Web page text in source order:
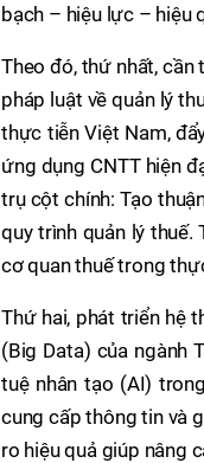
bạch – hiệu lực – hiệu
Theo đó, thứ nhất, cần
pháp luật về quản lý
thực tiễn Việt Nam,
ứng dụng CNTT hiện
trụ cột chính: Tạo
quy trình quản lý thuế.
cơ quan thuế trong
Thứ hai, phát triển hệ
(Big Data) của ngành
tuệ nhân tạo (AI)
cung cấp thông tin và
ro hiệu quả giúp nâng